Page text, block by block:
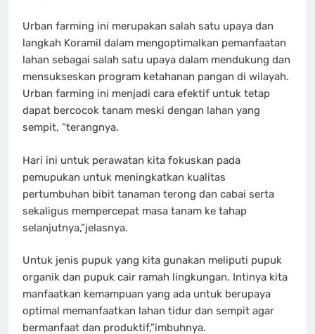
Urban farming ini merupakan salah satu upaya dan
langkah Koramil dalam mengoptimalkan pemanfaatan
lahan sebagai salah satu upaya dalam mendukung dan
mensukseskan program ketahanan pangan di wilayah.
Urban farming ini menjadi cara efektif untuk tetap
dapat bercocok tanam meski dengan lahan yang
sempit, “terangnya.
Hari ini untuk perawatan kita fokuskan pada
pemupukan untuk meningkatkan kualitas
pertumbuhan bibit tanaman terong dan cabai serta
sekaligus mempercepat masa tanam ke tahap
selanjutnya,”jelasnya.
Untuk jenis pupuk yang kita gunakan meliputi pupuk
organik dan pupuk cair ramah lingkungan. Intinya kita
manfaatkan kemampuan yang ada untuk berupaya
optimal memanfaatkan lahan tidur dan sempit agar
bermanfaat dan produktif,”imbuhnya.